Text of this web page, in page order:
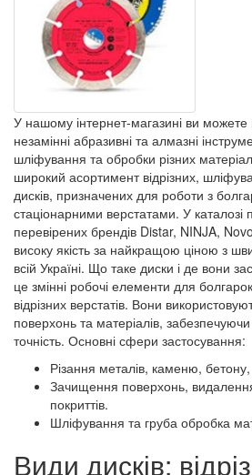
У нашому інтернет-магазині ви можете
незамінні абразивні та алмазні
шліфування та обробки різних
широкий асортимент відрізних,
дисків, призначених для роботи з
стаціонарними верстатами. У каталозі
перевірених брендів Distar, NINJA,
високу якість за найкращою ціною з
всій Україні. Що таке диски і де вони
це змінні робочі елементи для
відрізних верстатів. Вони
поверхонь та матеріалів,
точність. Основні сфери застосування:
Різання металів, каменю,
Зачищення поверхонь,
покриттів.
Шліфування та груба обробка
Види дисків: